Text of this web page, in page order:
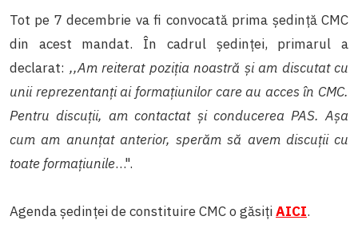
Tot pe 7 decembrie va fi convocată prima ședință CMC
din acest mandat. În cadrul ședinței, primarul a
declarat: ,,Am reiterat poziția noastră și am discutat cu
unii reprezentanți ai formațiunilor care au acces în CMC.
Pentru discuții, am contactat și conducerea PAS. Așa
cum am anunțat anterior, sperăm să avem discuții cu
toate formațiunile…".
Agenda ședinței de constituire CMC o găsițiAICI.